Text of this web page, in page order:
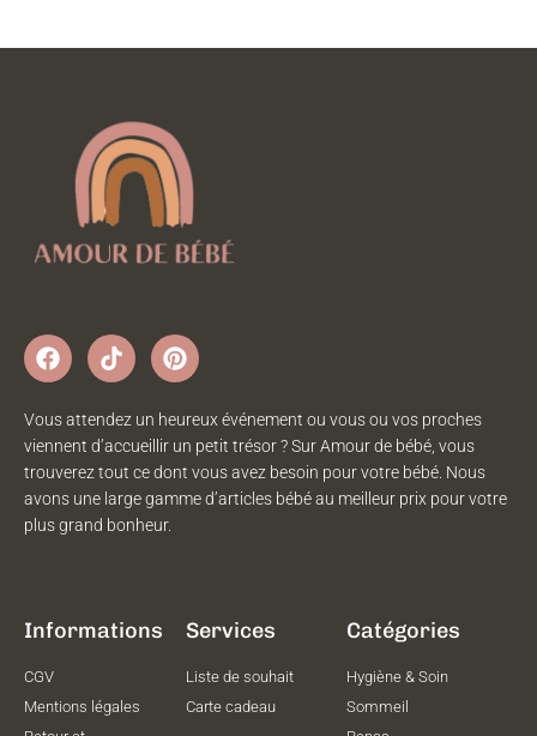
Vous attendez un heureux événement ou vous ou vos proches
viennent d’accueillir un petit trésor ? Sur Amour de bébé, vous
trouverez tout ce dont vous avez besoin pour votre bébé. Nous
avons une large gamme d’articles bébé au meilleur prix pour votre
plus grand bonheur.
Informations
CGV
Mentions légales
Services
Liste de souhait
Carte cadeau
Catégories
Hygiène & Soin
Sommeil